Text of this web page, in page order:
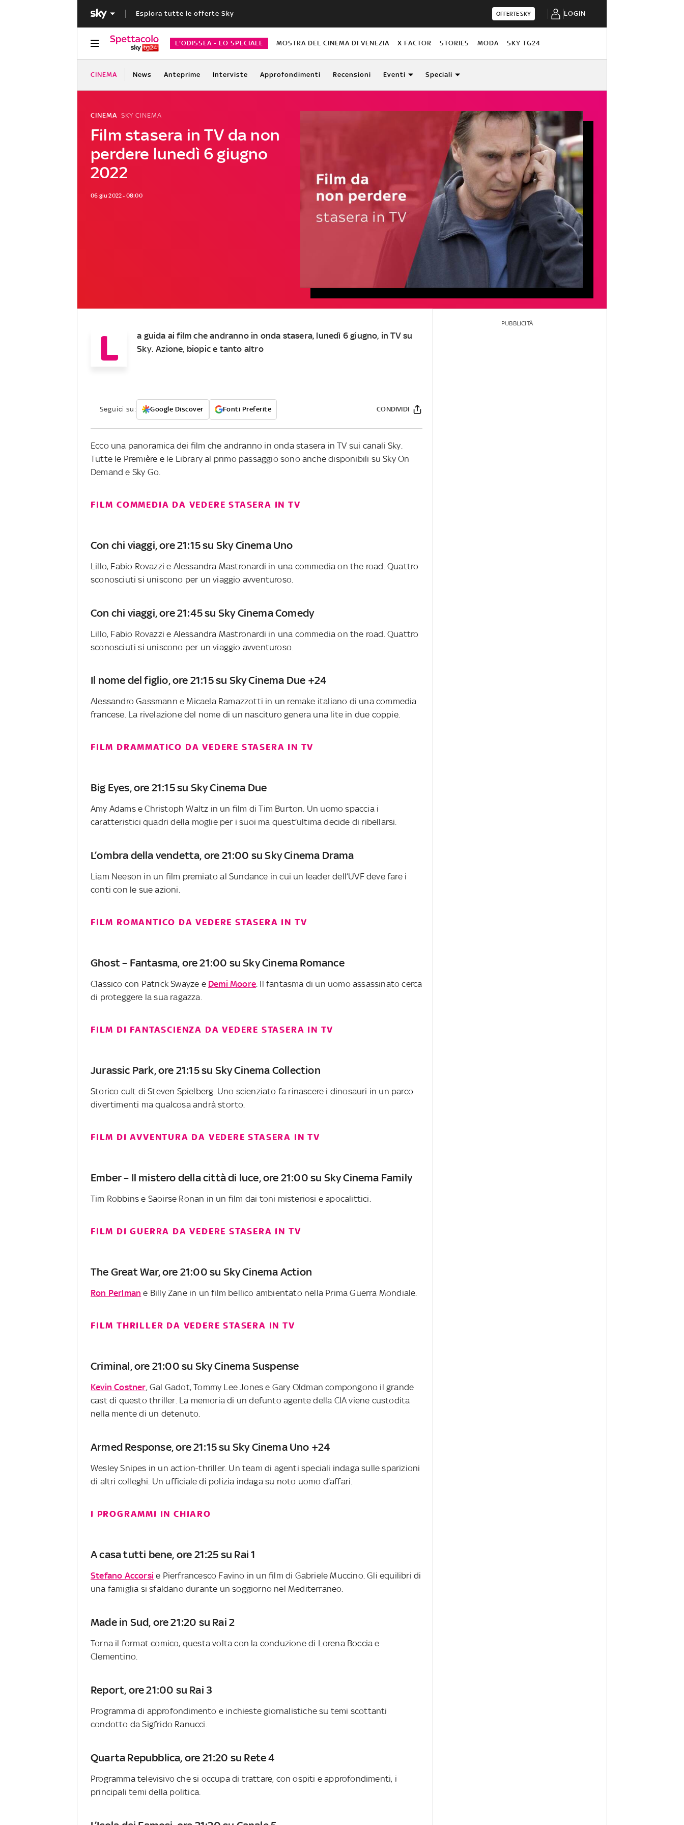
Esplora tutte le offerte Sky OFFERTE SKY LOGIN
L'ODISSEA - LO SPECIALE MOSTRA DEL CINEMA DI VENEZIA X FACTOR STORIES MODA SKY TG24
CINEMA News Anteprime Interviste Approfondimenti Recensioni Eventi Speciali
Film stasera in TV da non
perdere lunedì 6 giugno
2022
CINEMA SKY CINEMA
06 giu 2022 - 08:00
L
a guida ai film che andranno in onda stasera, lunedì 6 giugno, in TV su
Sky. Azione, biopic e tanto altro
Seguici su: Google Discover Fonti Preferite CONDIVIDI
Ecco una panoramica dei film che andranno in onda stasera in TV sui canali Sky.
Tutte le Première e le Library al primo passaggio sono anche disponibili su Sky On
Demand e Sky Go.
FILM COMMEDIA DA VEDERE STASERA IN TV
Con chi viaggi, ore 21:15 su Sky Cinema Uno
Lillo, Fabio Rovazzi e Alessandra Mastronardi in una commedia on the road. Quattro
sconosciuti si uniscono per un viaggio avventuroso.
Con chi viaggi, ore 21:45 su Sky Cinema Comedy
Lillo, Fabio Rovazzi e Alessandra Mastronardi in una commedia on the road. Quattro
sconosciuti si uniscono per un viaggio avventuroso.
Il nome del figlio, ore 21:15 su Sky Cinema Due +24
Alessandro Gassmann e Micaela Ramazzotti in un remake italiano di una commedia
francese. La rivelazione del nome di un nascituro genera una lite in due coppie.
FILM DRAMMATICO DA VEDERE STASERA IN TV
Big Eyes, ore 21:15 su Sky Cinema Due
Amy Adams e Christoph Waltz in un film di Tim Burton. Un uomo spaccia i
caratteristici quadri della moglie per i suoi ma quest’ultima decide di ribellarsi.
L’ombra della vendetta, ore 21:00 su Sky Cinema Drama
Liam Neeson in un film premiato al Sundance in cui un leader dell’UVF deve fare i
conti con le sue azioni.
FILM ROMANTICO DA VEDERE STASERA IN TV
Ghost – Fantasma, ore 21:00 su Sky Cinema Romance
Classico con Patrick Swayze e Demi Moore. Il fantasma di un uomo assassinato cerca
di proteggere la sua ragazza.
FILM DI FANTASCIENZA DA VEDERE STASERA IN TV
Jurassic Park, ore 21:15 su Sky Cinema Collection
Storico cult di Steven Spielberg. Uno scienziato fa rinascere i dinosauri in un parco
divertimenti ma qualcosa andrà storto.
FILM DI AVVENTURA DA VEDERE STASERA IN TV
Ember – Il mistero della città di luce, ore 21:00 su Sky Cinema Family
Tim Robbins e Saoirse Ronan in un film dai toni misteriosi e apocalittici.
FILM DI GUERRA DA VEDERE STASERA IN TV
The Great War, ore 21:00 su Sky Cinema Action
Ron Perlman e Billy Zane in un film bellico ambientato nella Prima Guerra Mondiale.
FILM THRILLER DA VEDERE STASERA IN TV
Criminal, ore 21:00 su Sky Cinema Suspense
Kevin Costner, Gal Gadot, Tommy Lee Jones e Gary Oldman compongono il grande
cast di questo thriller. La memoria di un defunto agente della CIA viene custodita
nella mente di un detenuto.
Armed Response, ore 21:15 su Sky Cinema Uno +24
Wesley Snipes in un action-thriller. Un team di agenti speciali indaga sulle sparizioni
di altri colleghi. Un ufficiale di polizia indaga su noto uomo d’affari.
I PROGRAMMI IN CHIARO
A casa tutti bene, ore 21:25 su Rai 1
Stefano Accorsi e Pierfrancesco Favino in un film di Gabriele Muccino. Gli equilibri di
una famiglia si sfaldano durante un soggiorno nel Mediterraneo.
Made in Sud, ore 21:20 su Rai 2
Torna il format comico, questa volta con la conduzione di Lorena Boccia e
Clementino.
Report, ore 21:00 su Rai 3
Programma di approfondimento e inchieste giornalistiche su temi scottanti
condotto da Sigfrido Ranucci.
Quarta Repubblica, ore 21:20 su Rete 4
Programma televisivo che si occupa di trattare, con ospiti e approfondimenti, i
principali temi della politica.
PUBBLICITÀ